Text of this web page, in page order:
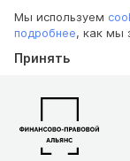
Мы используем
подробнее, как мы
Принять